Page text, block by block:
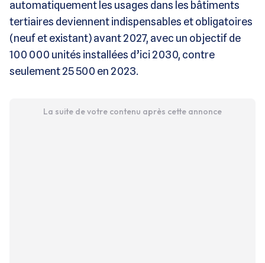
automatiquement les usages dans les bâtiments
tertiaires deviennent indispensables et obligatoires
(neuf et existant) avant 2027, avec un objectif de
100 000 unités installées d’ici 2030, contre
seulement 25 500 en 2023.
La suite de votre contenu après cette annonce